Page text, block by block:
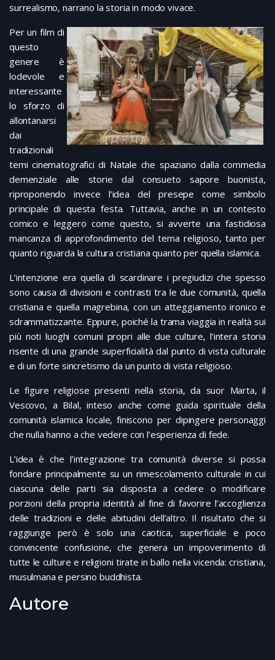
surrealismo, narrano la storia in modo vivace.
Per un film di
questo
genere è
lodevole e
interessante
lo sforzo di
allontanarsi
dai
tradizionali
temi cinematografici di Natale che spaziano dalla commedia
demenziale alle storie dal consueto sapore buonista,
riproponendo invece l’idea del presepe come simbolo
principale di questa festa. Tuttavia, anche in un contesto
comico e leggero come questo, si avverte una fastidiosa
mancanza di approfondimento del tema religioso, tanto per
quanto riguarda la cultura cristiana quanto per quella islamica.
L’intenzione era quella di scardinare i pregiudizi che spesso
sono causa di divisioni e contrasti tra le due comunità, quella
cristiana e quella magrebina, con un atteggiamento ironico e
sdrammatizzante. Eppure, poiché la trama viaggia in realtà sui
più noti luoghi comuni propri alle due culture, l’intera storia
risente di una grande superficialità dal punto di vista culturale
e di un forte sincretismo da un punto di vista religioso.
Le figure religiose presenti nella storia, da suor Marta, il
Vescovo, a Bilal, inteso anche come guida spirituale della
comunità islamica locale, finiscono per dipingere personaggi
che nulla hanno a che vedere con l’esperienza di fede.
L’idea è che l’integrazione tra comunità diverse si possa
fondare principalmente su un rimescolamento culturale in cui
ciascuna delle parti sia disposta a cedere o modificare
porzioni della propria identità al fine di favorire l’accoglienza
delle tradizioni e delle abitudini dell’altro. Il risultato che si
raggiunge però è solo una caotica, superficiale e poco
convincente confusione, che genera un impoverimento di
tutte le culture e religioni tirate in ballo nella vicenda: cristiana,
musulmana e persino buddhista.
Autore